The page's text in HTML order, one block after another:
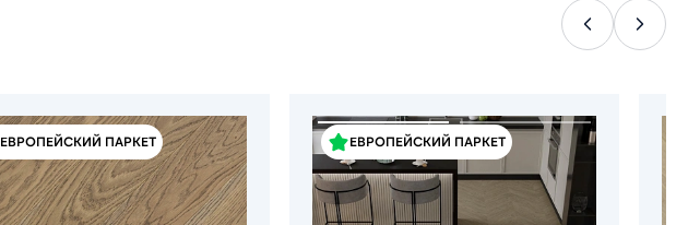
ЕВРОПЕЙСКИЙ ПАРКЕТ ЕВРОПЕЙСКИЙ ПАРКЕТ